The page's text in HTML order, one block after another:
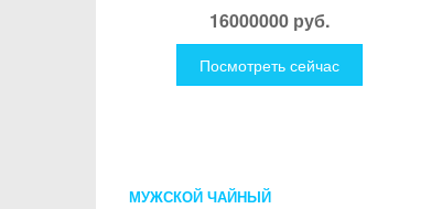
16000000 руб.
Посмотреть сейчас
МУЖСКОЙ ЧАЙНЫЙ